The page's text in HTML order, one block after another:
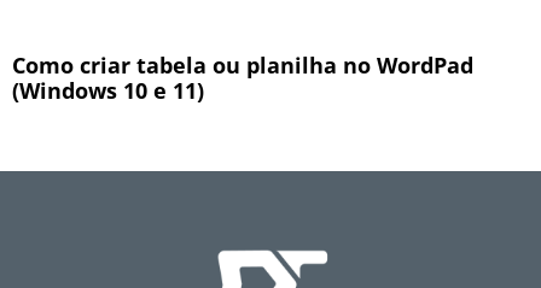
Como criar tabela ou planilha no WordPad
(Windows 10 e 11)